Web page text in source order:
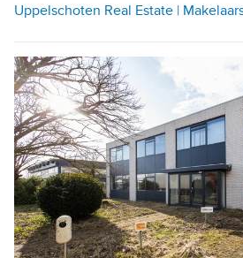
Uppelschoten Real Estate |